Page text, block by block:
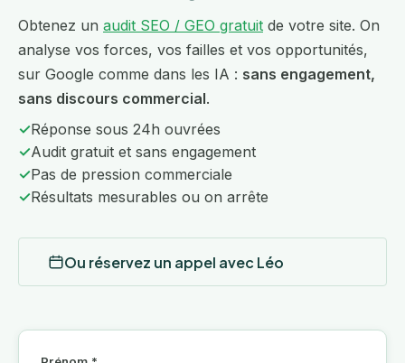
Obtenez un audit SEO / GEO gratuit de votre site. On
analyse vos forces, vos failles et vos opportunités,
sur Google comme dans les IA : sans engagement,
sans discours commercial.
✓Réponse sous 24h ouvrées
✓Audit gratuit et sans engagement
✓Pas de pression commerciale
✓Résultats mesurables ou on arrête
Ou réservez un appel avec Léo